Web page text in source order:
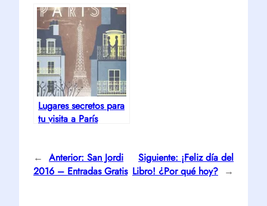
Lugares secretos para
tu visita a París
← Anterior: San Jordi
2016 – Entradas Gratis
Siguiente: ¡Feliz día del
Libro! ¿Por qué hoy? →